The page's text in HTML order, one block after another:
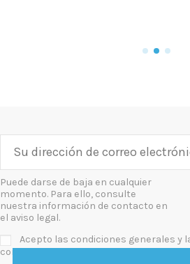
Puede darse de baja en cualquier
momento. Para ello, consulte
nuestra información de contacto en
el aviso legal.
Acepto las condiciones generales y
confidencialidad